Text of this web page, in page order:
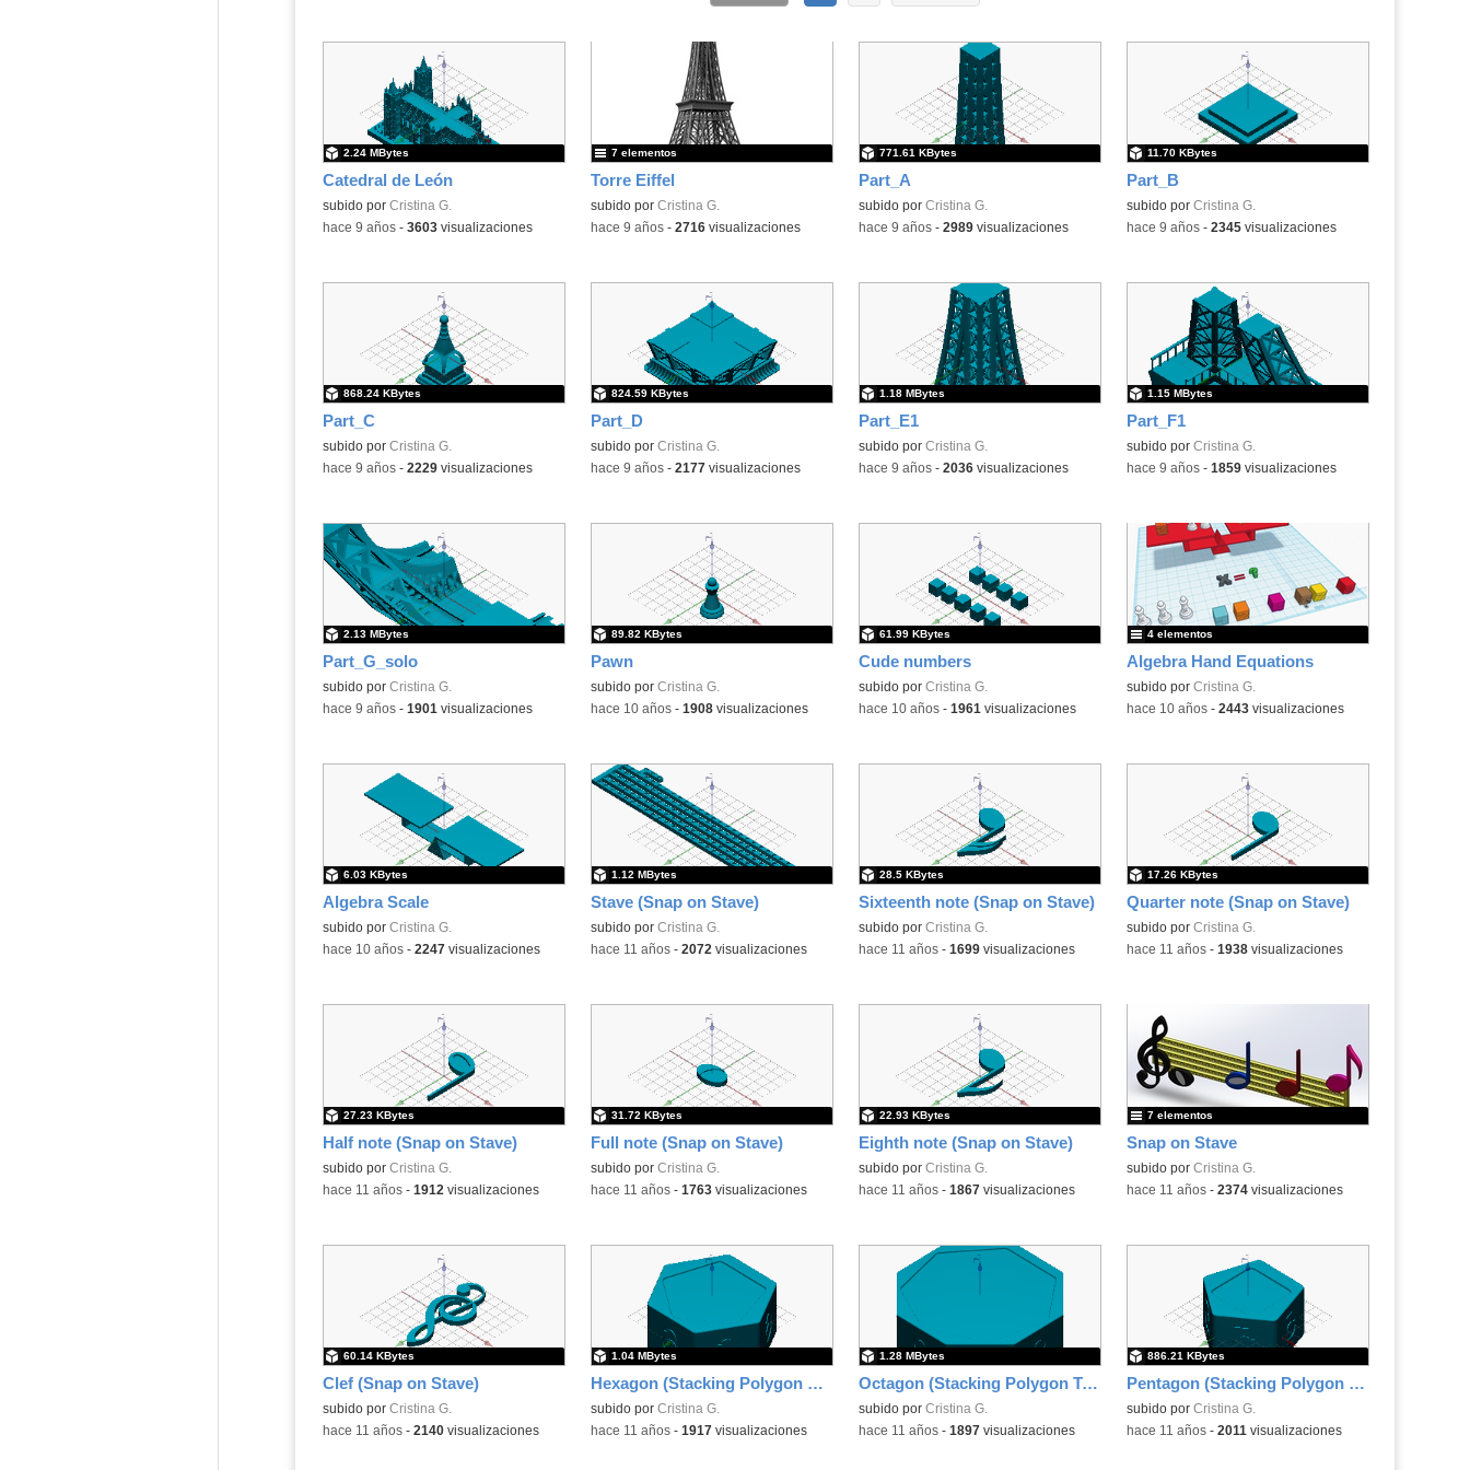
Catedral de León
subido por Cristina G.
2.24 MBytes
-hace 9 años- 3603visualizaciones
Torre Eiffel
subido por Cristina G.
7 elementos
-hace 9 años- 2716visualizaciones
Part_A
subido por Cristina G.
771.61 KBytes
-hace 9 años- 2989visualizaciones
Part_B
subido por Cristina G.
11.70 KBytes
-hace 9 años- 2345visualizaciones
Part_C
subido por Cristina G.
868.24 KBytes
-hace 9 años- 2229visualizaciones
Part_D
subido por Cristina G.
824.59 KBytes
-hace 9 años- 2177visualizaciones
Part_E1
subido por Cristina G.
1.18 MBytes
-hace 9 años- 2036visualizaciones
Part_F1
subido por Cristina G.
1.15 MBytes
-hace 9 años- 1859visualizaciones
Part_G_solo
subido por Cristina G.
2.13 MBytes
-hace 9 años- 1901 visualizaciones
Pawn
subido por Cristina G.
89.82 KBytes
-hace 10 años- 1908visualizaciones
Cude numbers
subido por Cristina G.
61.99 KBytes
-hace 10 años- 1961 visualizaciones
Algebra Hand Equations
subido por Cristina G.
4 elementos
-hace 10 años- 2443visualizaciones
Algebra Scale
subido por Cristina G.
6.03 KBytes
-hace 10 años- 2247visualizaciones
Stave (Snap on Stave)
subido por Cristina G.
1.12 MBytes
-hace 11 años- 2072 visualizaciones
Sixteenth note (Snap on Stave)
subido por Cristina G.
28.5 KBytes
-hace 11 años- 1699visualizaciones
Quarter note (Snap on Stave)
subido por Cristina G.
17.26 KBytes
-hace 11 años- 1938visualizaciones
Half note (Snap on Stave)
subido por Cristina G.
27.23 KBytes
-hace 11 años- 1912 visualizaciones
Full note (Snap on Stave)
subido por Cristina G.
31.72 KBytes
-hace 11 años- 1763visualizaciones
Eighth note (Snap on Stave)
subido por Cristina G.
22.93 KBytes
-hace 11 años- 1867visualizaciones
Snap on Stave
subido por Cristina G.
7 elementos
-hace 11 años- 2374visualizaciones
Clef (Snap on Stave)
subido por Cristina G.
60.14 KBytes
-hace 11 años- 2140visualizaciones
Hexagon (Stacking Polygon Tower)
subido por Cristina G.
1.04 MBytes
-hace 11 años- 1917visualizaciones
Octagon (Stacking Polygon Tower)
subido por Cristina G.
1.28 MBytes
-hace 11 años- 1897visualizaciones
Pentagon (Stacking Polygon Tower)
subido por Cristina G.
886.21 KBytes
-hace 11 años- 2011 visualizaciones